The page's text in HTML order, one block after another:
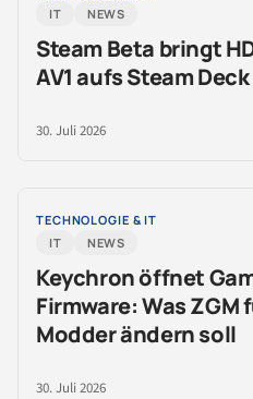
IT
NEWS
Steam Beta bringt
AV1 aufs Steam Deck
30. Juli 2026
TECHNOLOGIE & IT
IT
NEWS
Keychron öffnet
Firmware: Was ZGM
Modder ändern soll
30. Juli 2026